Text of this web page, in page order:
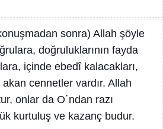
sonra) Allah şöyle
doğruluklarının fayda
içinde ebedî kalacakları,
cennetler vardır. Allah
onlar da O´ndan razı
kurtuluş ve kazanç budur.